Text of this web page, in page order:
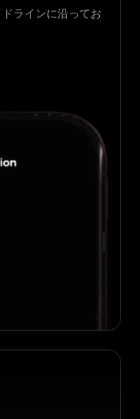
ラインに沿ってお